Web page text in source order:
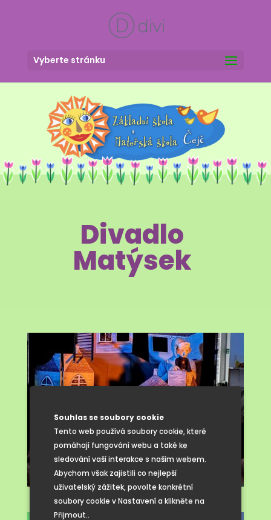
Souhlas se soubory cookie
Tento web používá soubory cookie, které
pomáhají fungování webu a také ke
sledování vaší interakce s naším webem.
Abychom však zajistili co nejlepší
uživatelský zážitek, povolte konkrétní
soubory cookie v Nastavení a klikněte na
Přijmout..
Vyberte stránku
Divadlo
Matýsek